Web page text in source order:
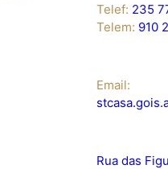
Telef: 235
Telem: 910
Email:
Rua das